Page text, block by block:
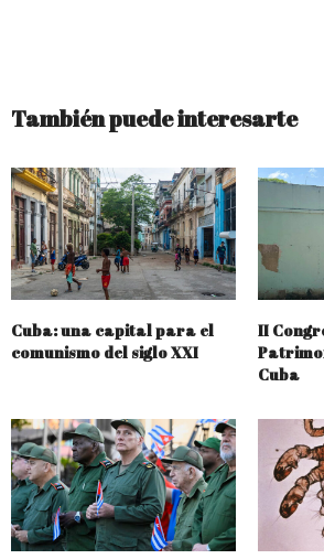
También puede interesarte
Cuba: una capital para el
comunismo del siglo XXI
II
Cuba